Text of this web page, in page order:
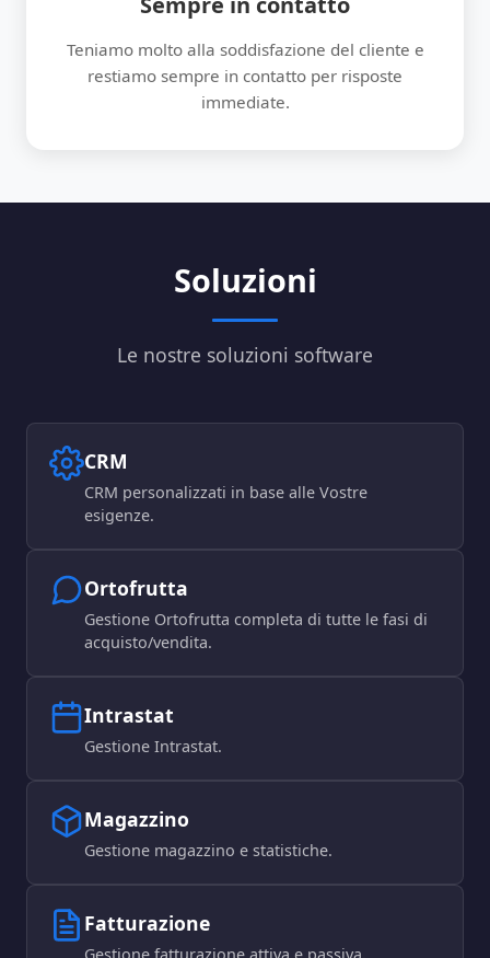
Teniamo molto alla soddisfazione del cliente e
restiamo sempre in contatto per risposte
immediate.
Soluzioni
Le nostre soluzioni software
CRM
CRM personalizzati in base alle Vostre
esigenze.
Ortofrutta
Gestione Ortofrutta completa di tutte le fasi di
acquisto/vendita.
Intrastat
Gestione Intrastat.
Magazzino
Gestione magazzino e statistiche.
Fatturazione